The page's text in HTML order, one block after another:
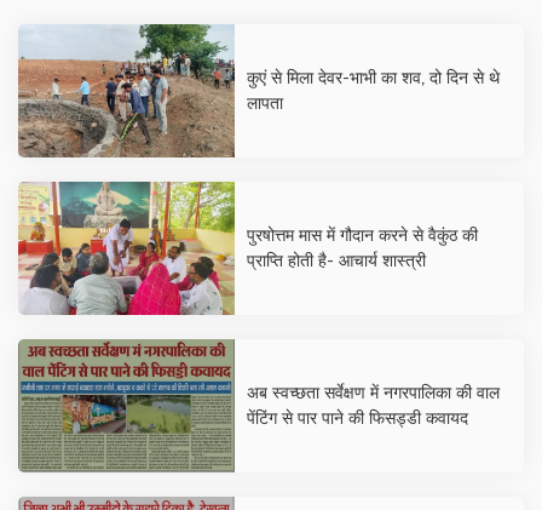
कुएं से मिला देवर-भाभी का शव, दो दिन से थे
लापता
पुरषोत्तम मास में गौदान करने से वैकुंठ की
प्राप्ति होती है- आचार्य शास्त्री
अब स्वच्छता सर्वेक्षण में नगरपालिका की वाल
पेंटिंग से पार पाने की फिसड्डी कवायद